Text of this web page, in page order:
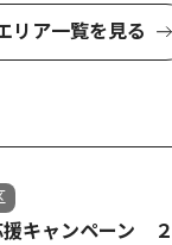
リア一覧を見る
援キャンペーン